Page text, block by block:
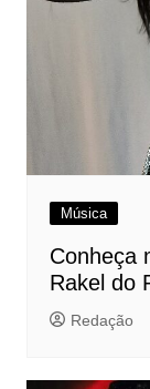
Música
Conheça
Rakel do
Redação